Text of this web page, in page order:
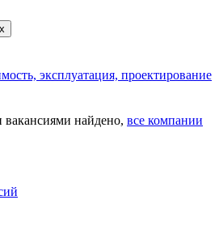
эксплуатация, проектирование
найдено, все компании